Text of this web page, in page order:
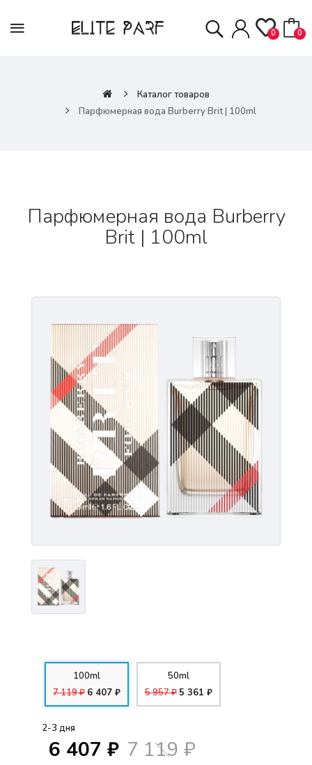
0 0
Каталог товаров
Парфюмерная вода Burberry Brit | 100ml
Парфюмерная вода Burberry
Brit | 100ml
100ml
7 119 ₽ 6 407 ₽
50ml
5 957 ₽5 361 ₽
2-3 дня
6 407 ₽ 7 119 ₽